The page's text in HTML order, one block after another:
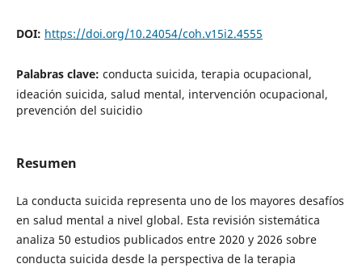
DOI: https://doi.org/10.24054/coh.v15i2.4555
Palabras clave: conducta suicida, terapia ocupacional,
ideación suicida, salud mental, intervención ocupacional,
prevención del suicidio
Resumen
La conducta suicida representa uno de los mayores desafíos
en salud mental a nivel global. Esta revisión sistemática
analiza 50 estudios publicados entre 2020 y 2026 sobre
conducta suicida desde la perspectiva de la terapia